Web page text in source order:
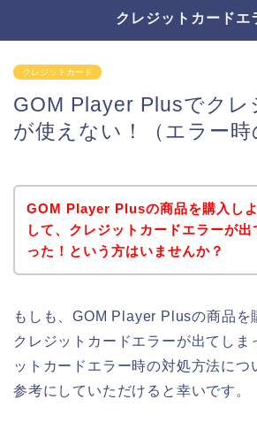
クレジットカードエ
クレジットカード
GOM Player Plusでクレ
が使えない！（エラー時
GOM Player Plusの商品を購入し
して、クレジットカードエラーが出
った！という方はいませんか？
もしも、GOM Player Plusの商品を
クレジットカードエラーが出てしま
ットカードエラー時の対処方法につ
参考にしていただけると幸いです。